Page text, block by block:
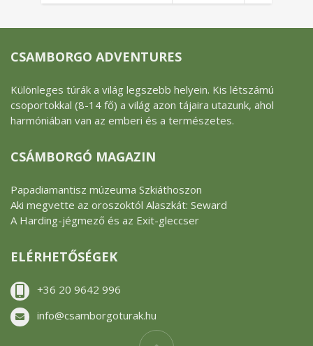
CSAMBORGO ADVENTURES
Különleges túrák a világ legszebb helyein. Kis létszámú
csoportokkal (8-14 fő) a világ azon tájaira utazunk, ahol
harmóniában van az emberi és a természetes.
CSÁMBORGÓ MAGAZIN
Papadiamantisz múzeuma Szkiáthoszon
Aki megvette az oroszoktól Alaszkát: Seward
A Harding-jégmező és az Exit-gleccser
ELÉRHETŐSÉGEK
+36 20 9642 996
info@csamborgoturak.hu